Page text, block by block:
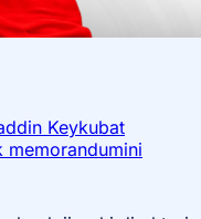
Keykubat
memorandumini